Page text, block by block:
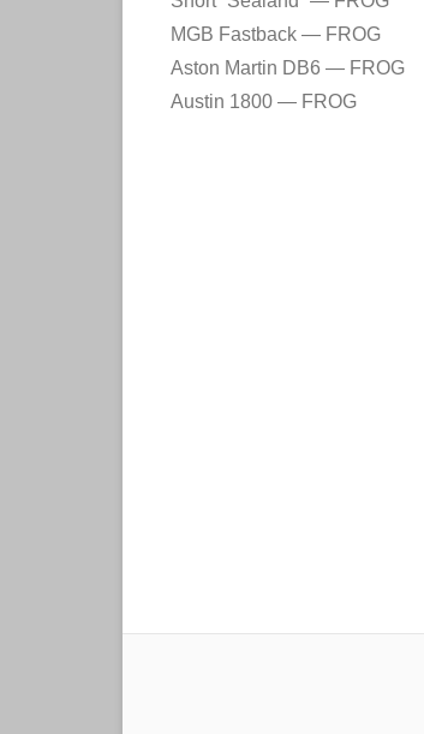
MGB Fastback — FROG
Aston Martin DB6 — FROG
Austin 1800 — FROG